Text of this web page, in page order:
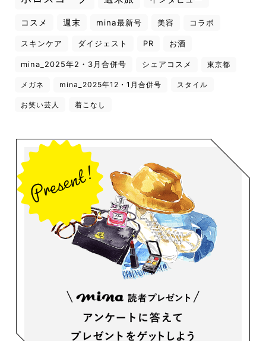
コスメ 週末 mina最新号 美容 コラボ
スキンケア ダイジェスト PR お酒
mina_2025年2・3月合併号 シェアコスメ 東京都
メガネ mina_2025年12・1月合併号 スタイル
お笑い芸人 着こなし